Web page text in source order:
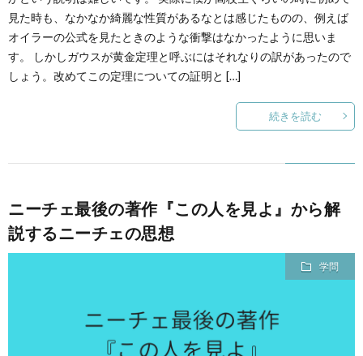
見た時も、なかなか綺麗な性質があるなとは感じたものの、例えば
オイラーの公式を見たときのような衝撃はなかったように思いま
す。 しかしガウスが黄金定理と呼ぶにはそれなりの訳があったので
しょう。改めてこの定理についての証明と […]
続きを読む
ニーチェ最後の著作『この人を見よ』から解
説するニーチェの思想
学問